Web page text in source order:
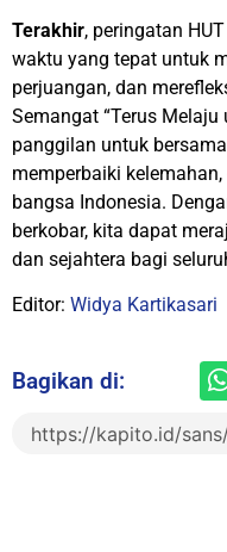
Terakhir, peringatan
waktu yang tepat untuk
perjuangan, dan
Semangat “Terus
panggilan untuk
memperbaiki
bangsa Indonesia.
berkobar, kita dapat
dan sejahtera bagi
Editor: Widya Kartikasari
Bagikan di: